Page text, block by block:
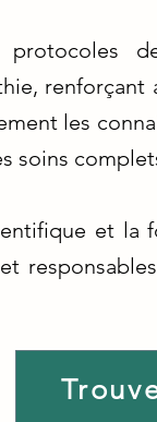
protocoles
les
soins
et